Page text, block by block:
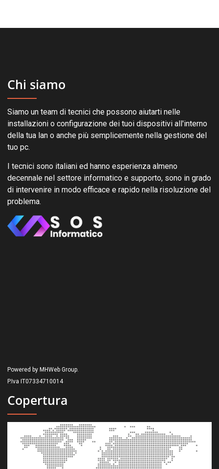
Chi siamo
Siamo un team di tecnici che possono aiutarti nelle
installazioni o configurazione dei tuoi dispositivi all'interno
della tua lan o anche più semplicemente nella gestione del
tuo pc.
I tecnici sono italiani ed hanno esperienza almeno
decennale nel settore informatico e supporto, sono in grado
di intervenire in modo efficace e rapido nella risoluzione del
problema.
Powered by MHWeb Group.
P.Iva IT07334710014
Copertura